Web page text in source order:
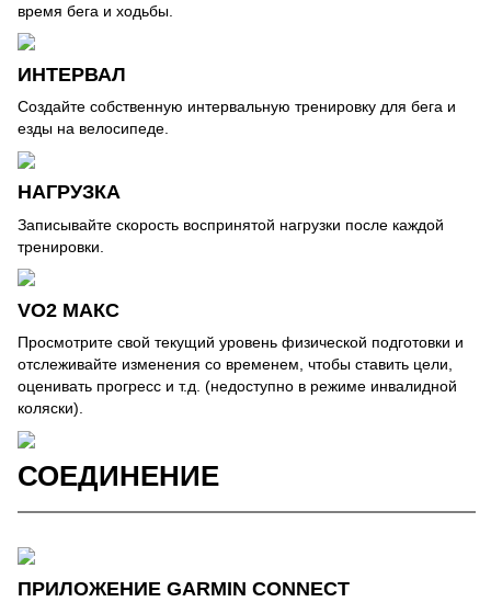
время бега и ходьбы.
ИНТЕРВАЛ
Создайте собственную интервальную тренировку для бега и
езды на велосипеде.
НАГРУЗКА
Записывайте скорость воспринятой нагрузки после каждой
тренировки.
VO2 МАКС
Просмотрите свой текущий уровень физической подготовки и
отслеживайте изменения со временем, чтобы ставить цели,
оценивать прогресс и т.д. (недоступно в режиме инвалидной
коляски).
СОЕДИНЕНИЕ
ПРИЛОЖЕНИЕ GARMIN CONNECT